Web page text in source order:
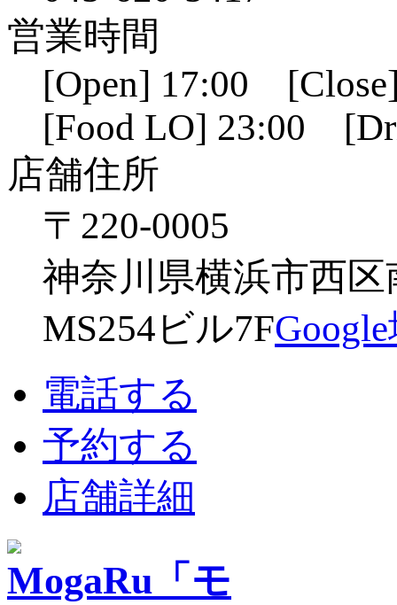
営業時間
[Open] 17:00
[Food LO] 23:00
店舗住所
〒220-0005
神奈川県横浜市西区
MS254ビル7F
電話する
予約する
店舗詳細